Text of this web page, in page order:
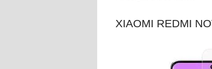
XIAOMI REDMI